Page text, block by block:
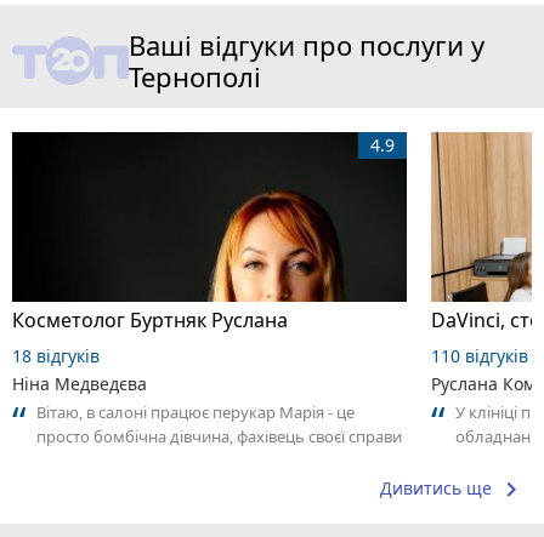
Ваші відгуки про послуги у
Тернополі
Косметолог Буртняк Руслана
4.9
18 відгуків
Ніна Медведєва
Вітаю, в салоні працює перукар Марія - це
просто бомбічна дівчина, фахівець своєї справи
DaVinci,
110 відгуків
Руслана
У клініці
Дивитись ще keyboard_arrow_right